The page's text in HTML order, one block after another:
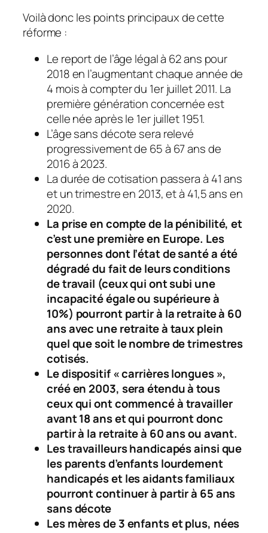
Voilà donc les points principaux de cette
réforme :
Le report de l’âge légal à 62 ans pour
2018 en l’augmentant chaque année de
4 mois à compter du 1er juillet 2011. La
première génération concernée est
celle née après le 1er juillet 1951.
L’âge sans décote sera relevé
progressivement de 65 à 67 ans de
2016 à 2023.
La durée de cotisation passera à 41 ans
et un trimestre en 2013, et à 41,5 ans en
2020.
La prise en compte de la pénibilité, et
c’est une première en Europe. Les
personnes dont l’état de santé a été
dégradé du fait de leurs conditions
de travail (ceux qui ont subi une
incapacité égale ou supérieure à
10%) pourront partir à la retraite à 60
ans avec une retraite à taux plein
quel que soit le nombre de trimestres
cotisés.
Le dispositif « carrières longues »,
créé en 2003, sera étendu à tous
ceux qui ont commencé à travailler
avant 18 ans et qui pourront donc
partir à la retraite à 60 ans ou avant.
Les travailleurs handicapés ainsi que
les parents d’enfants lourdement
handicapés et les aidants familiaux
pourront continuer à partir à 65 ans
sans décote
Les mères de 3 enfants et plus, nées